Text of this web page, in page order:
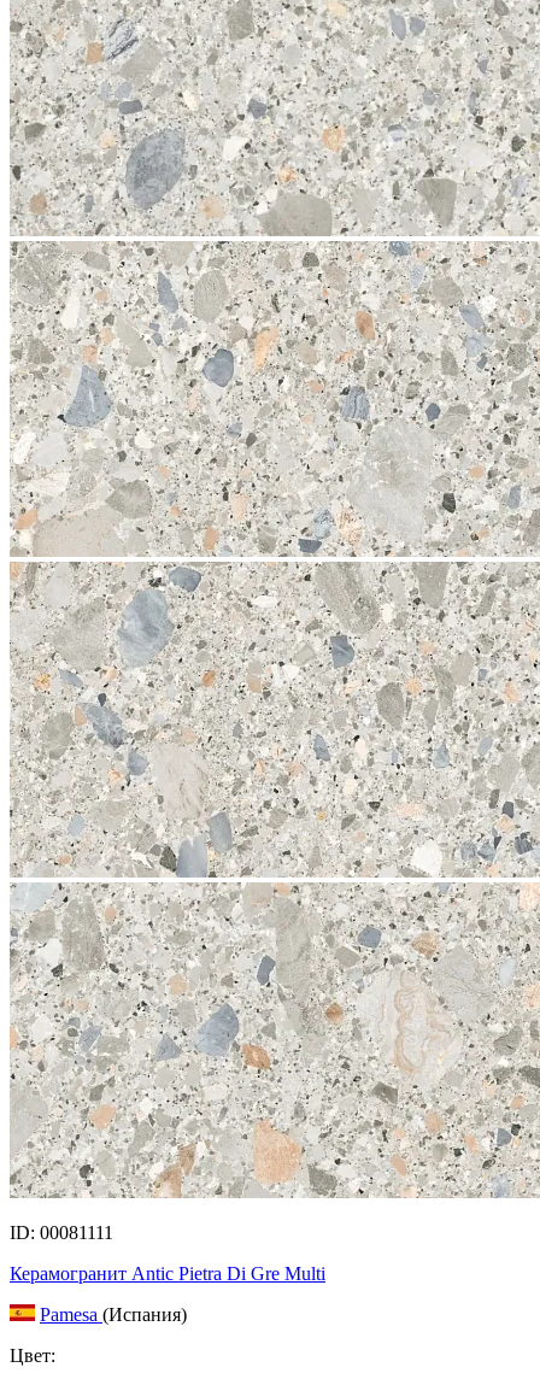
ID: 00081111
Керамогранит Antic Pietra Di Gre Multi
Pamesa (Испания)
Цвет: